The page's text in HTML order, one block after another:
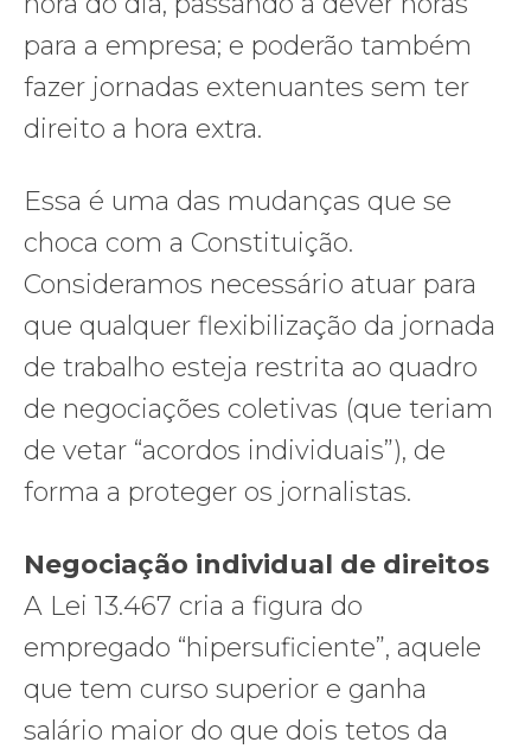
para a empresa; e poderão também
fazer jornadas extenuantes sem ter
direito a hora extra.
Essa é uma das mudanças que se
choca com a Constituição.
Consideramos necessário atuar para
que qualquer flexibilização da jornada
de trabalho esteja restrita ao quadro
de negociações coletivas (que teriam
de vetar “acordos individuais”), de
forma a proteger os jornalistas.
Negociação individual de direitos
A Lei 13.467 cria a figura do
empregado “hipersuficiente”, aquele
que tem curso superior e ganha
salário maior do que dois tetos da